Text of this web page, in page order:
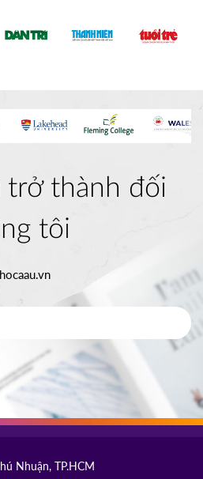
trở thành đối
tôi
Nhuận, TP.HCM